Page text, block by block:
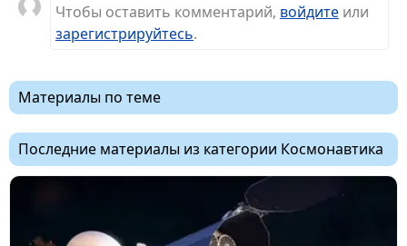
Чтобы оставить комментарий, войдите или
зарегистрируйтесь.
Материалы по теме
Последние материалы из категории Космонавтика